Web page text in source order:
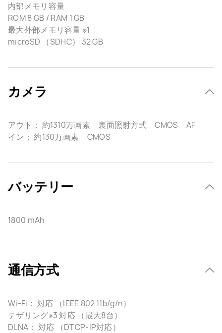
内部メモリ容量
ROM 8 GB / RAM 1 GB
最大外部メモリ容量 ※1
microSD （SDHC） 32 GB
カメラ
アウト： 約1310万画素 裏面照射方式 CMOS AF
イン： 約130万画素 CMOS
バッテリー
1800 mAh
通信方式
Wi-Fi： 対応 （IEEE 802.11b/g/n）
テザリング※3 対応 （最大8台）
DLNA： 対応 （DTCP-IP対応）